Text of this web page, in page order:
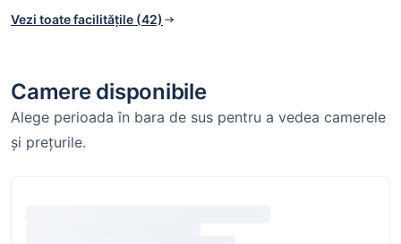
Vezi toate facilitățile (42)
Camere disponibile
Alege perioada în bara de sus pentru a vedea camerele
și prețurile.